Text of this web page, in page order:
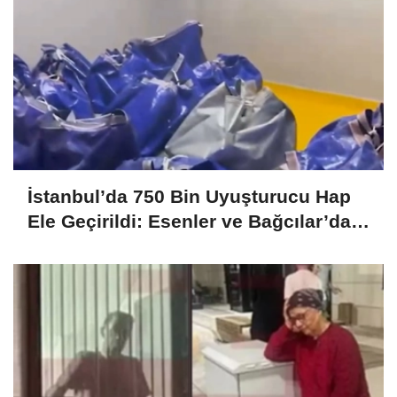
İstanbul’da 750 Bin Uyuşturucu Hap
Ele Geçirildi: Esenler ve Bağcılar’da